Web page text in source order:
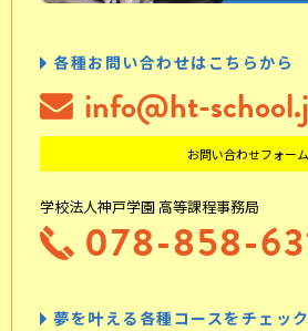
各種お問い合わせはこちらから
info@ht-
お問い合わせフォーム
学校法人神戸学園 高等課程事務局
078-858-
夢を叶える各種コースをチェック